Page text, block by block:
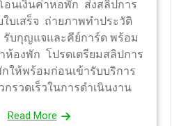
อนเงินค่าหอพัก ส่งสลิปการ
ใบเสร็จ ถ่ายภาพทำประวัติ
บกุญแจและคีย์การ์ด พร้อม
ห้องพัก โปรดเตรียมสลิปการ
ให้พร้อมก่อนเข้ารับบริการ
รวดเร็วในการดำเนินงาน
Read More